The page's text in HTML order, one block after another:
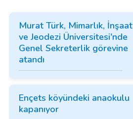
Murat Türk, Mimarlık, İnşaat
ve Jeodezi Üniversitesi'nde
Genel Sekreterlik görevine
atandı
Ençets köyündeki anaokulu
kapanıyor